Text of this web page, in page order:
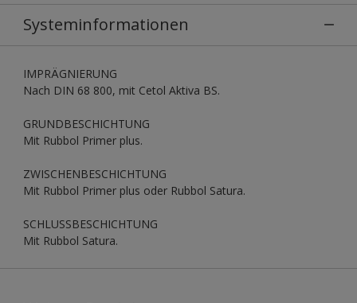
Systeminformationen
IMPRÄGNIERUNG
Nach DIN 68 800, mit Cetol Aktiva BS.
GRUNDBESCHICHTUNG
Mit Rubbol Primer plus.
ZWISCHENBESCHICHTUNG
Mit Rubbol Primer plus oder Rubbol Satura.
SCHLUSSBESCHICHTUNG
Mit Rubbol Satura.